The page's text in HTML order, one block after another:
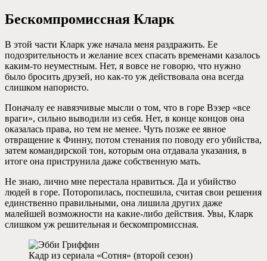
Бескомпромиссная Кларк
В этой части Кларк уже начала меня раздражить. Ее
подозрительность и желание всех спасать временами казалось
каким-то неуместным. Нет, я вовсе не говорю, что нужно
было бросить друзей, но как-то уж действовала она всегда
слишком напористо.
Поначалу ее навязчивые мысли о том, что в горе Вэзер «все
враги», сильно выводили из себя. Нет, в конце концов она
оказалась права, но тем не менее. Чуть позже ее явное
отвращение к Финну, потом стенания по поводу его убийства,
затем командирской тон, которым она отдавала указания, в
итоге она приструнила даже собственную мать.
Не знаю, лично мне перестала нравиться. Да и убийство
людей в горе. Поторопилась, поспешила, считая свои решения
единственно правильными, она лишила других даже
малейшей возможности на какие-либо действия. Увы, Кларк
слишком уж решительная и бескомпромиссная.
Кадр из сериала «Сотня» (второй сезон)